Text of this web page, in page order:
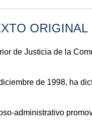
ORIGINAL
de Justicia de la
de 1998, ha
administrativo